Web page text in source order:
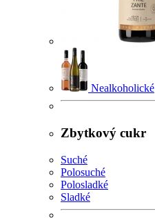
Nealkoholické
Zbytkový cukr
Suché
Polosuché
Polosladké
Sladké